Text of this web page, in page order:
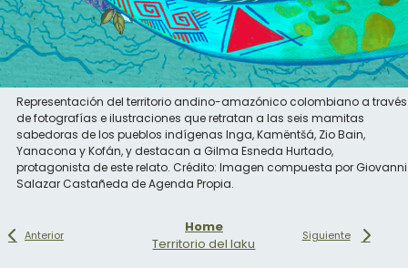
Representación del territorio andino-amazónico colombiano a través
de fotografías e ilustraciones que retratan a las seis mamitas
sabedoras de los pueblos indígenas Inga, Kamëntšá, Zio Bain,
Yanacona y Kofán, y destacan a Gilma Esneda Hurtado,
protagonista de este relato. Crédito: Imagen compuesta por Giovanni
Salazar Castañeda de Agenda Propia.
Anterior
Home
Territorio del Iaku
Siguiente